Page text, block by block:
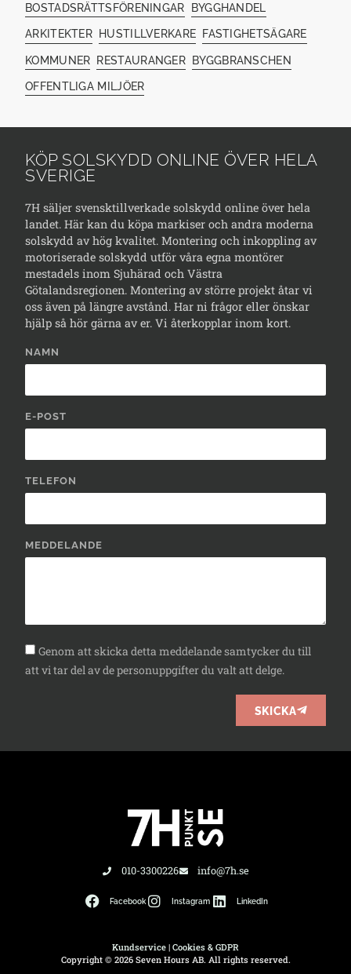
BOSTADSRÄTTSFÖRENINGAR BYGGHANDEL
ARKITEKTER HUSTILLVERKARE FASTIGHETSÄGARE
KOMMUNER RESTAURANGER BYGGBRANSCHEN
OFFENTLIGA MILJÖER
KÖP SOLSKYDD ONLINE ÖVER HELA
SVERIGE
7H säljer svensktillverkade solskydd online över hela
landet. Här kan du köpa markiser och andra moderna
solskydd av hög kvalitet. Montering och inkoppling av
motoriserade solskydd utför våra egna montörer
mestadels inom Sjuhärad och Västra
Götalandsregionen. Montering av större projekt åtar vi
oss även på längre avstånd. Har ni frågor eller önskar
hjälp så hör gärna av er. Vi återkopplar inom kort.
NAMN
E-POST
TELEFON
MEDDELANDE
Genom att skicka detta meddelande samtycker du till
att vi tar del av de personuppgifter du valt att delge.
SKICKA
010-3300226 info@7h.se
Facebook Instagram LinkedIn
Kundservice | Cookies & GDPR
Copyright © 2026 Seven Hours AB. All rights reserved.